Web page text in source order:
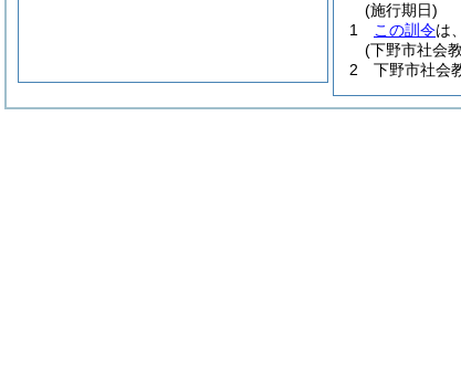
(施行期日)
1
この訓令は
(下野市社会
2
下野市社会